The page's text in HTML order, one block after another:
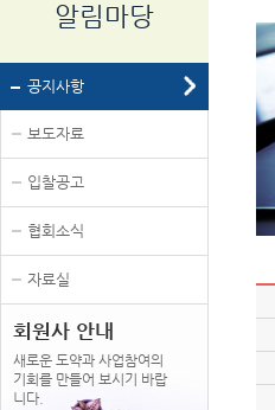
알림마당
공지사항
보도자료
입찰공고
협회소식
자료실
회원사 안내
새로운 도약과 사업참여의
기회를 만들어 보시기 바랍
니다.